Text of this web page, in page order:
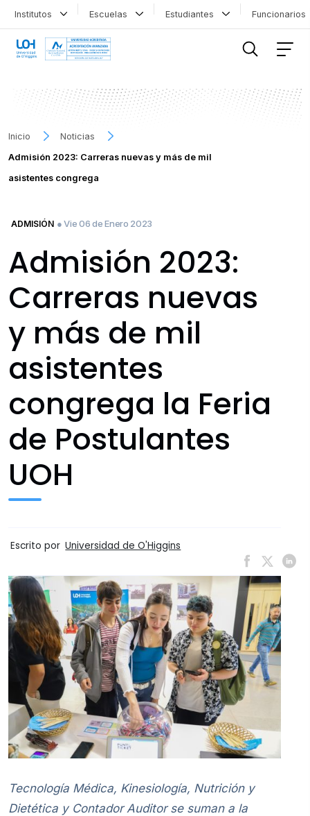
Institutos Escuelas Estudiantes
Inicio
Noticias
Admisión 2023: Carreras nuevas y más de mil
asistentes congrega
ADMISIÓN ● Vie 06 de Enero 2023
Admisión 2023:
Carreras nuevas
y más de mil
asistentes
congrega la Feria
de Postulantes
UOH
Escrito por Universidad de O'Higgins
Tecnología Médica, Kinesiología, Nutrición y
Dietética y Contador Auditor se suman a la